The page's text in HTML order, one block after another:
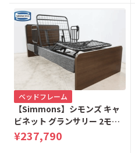
ベッドフレーム
【Simmons】シモンズ キャ
ビネット グランサリー 2モー
ター 電動リクライニングベッ
ド シングルベッド
¥237,790